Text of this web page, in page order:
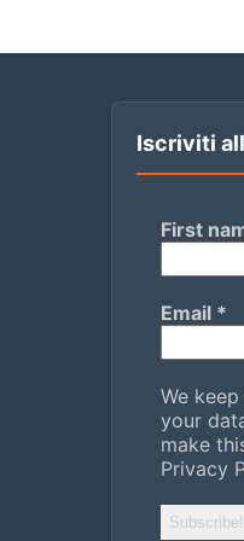
Iscriviti
First
Email *
We
your
make
Privacy